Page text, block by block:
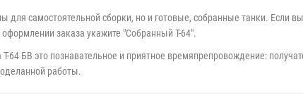
для самостоятельной сборки, но и готовые, собранные танки. Если
заказа укажите "Собранный Т-64".
Т-64 БВ это познавательное и приятное времяпрепровождение:
работы.